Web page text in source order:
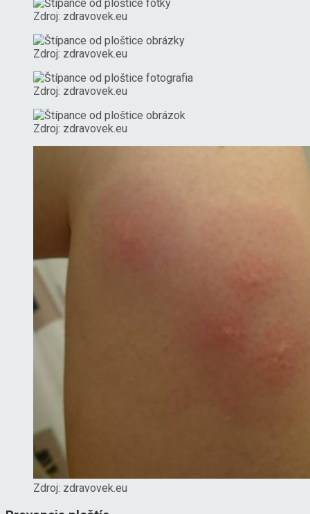
Zdroj: zdravovek.eu
Zdroj: zdravovek.eu
Zdroj: zdravovek.eu
Zdroj: zdravovek.eu
Zdroj: zdravovek.eu